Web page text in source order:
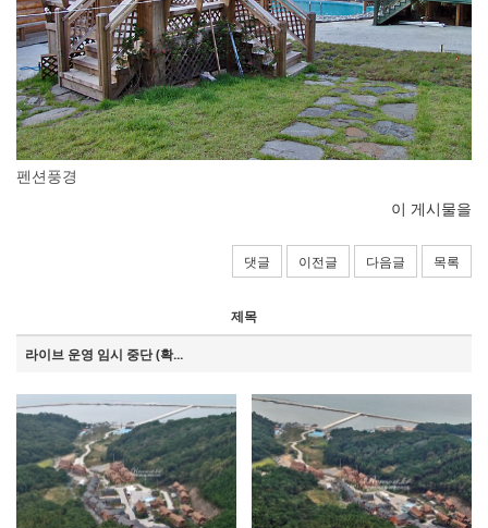
펜션풍경
이 게시물을
댓글 이전글 다음글 목록
제목
라이브 운영 임시 중단 (확...